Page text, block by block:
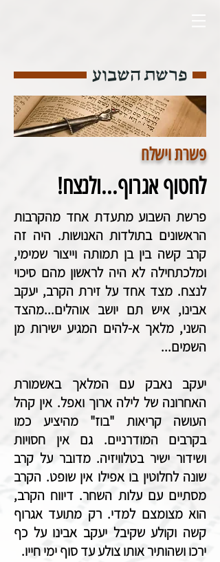
פרשת השבוע
פשרת וישלח
לחטוף אגרוף...ולנצח!
פרשת השבוע מתעדת אחד מהקרבות
הראשונים בתולדות האנושות. היה זה
קרב קשה בין בן תמותה וייצור שמימי,
ומלכתחילה לא היה לראשון מהם סיכוי
לנצח. מצד אחד על זירת הקרב, יעקב
אבינו, איש תם יושב אוהלים...מהצד
השני, מלאך א-להים המגיע ישירות מן
השמים...
יעקב נאבק עם המלאך באשמורת
האחרונה של לילה ארוך ואפל. אין קהל
העושה קריאות "בוז" מהיציע כמו
בקרבים המודרניים. גם אין חסויות
ושידור ישיר בטלוויזיה. מדובר על קרב
שונה לחלוטין בו אפילו אין שופט. הקרב
מסתיים עם עלות השחר. דיווח הקרב,
הוא מצומצם למדי. רק מתועד אגרוף
קשה וקולע שקיבל יעקב אבינו על כף
ירכו ושהותיר אותו צולע עד סוף ימי חייו.